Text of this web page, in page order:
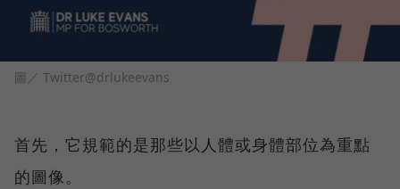
圖／ Twitter@drlukeevans
首先，它規範的是那些以人體或身體部位為重點
的圖像。